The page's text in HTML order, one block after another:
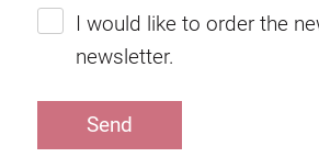
I would like to order the
newsletter.